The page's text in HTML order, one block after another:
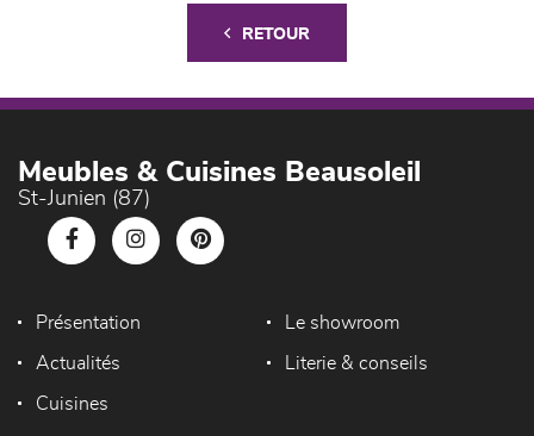
RETOUR
Meubles & Cuisines Beausoleil
St-Junien (87)
Présentation Le showroom
Actualités Literie & conseils
Cuisines